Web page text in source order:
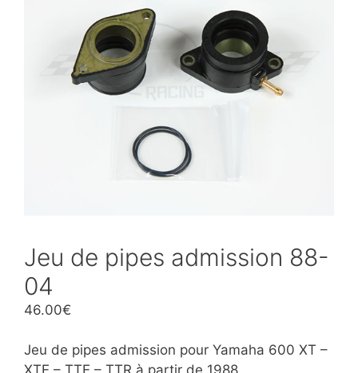
Jeu de pipes admission 88-
04
46.00€
Jeu de pipes admission pour Yamaha 600 XT –